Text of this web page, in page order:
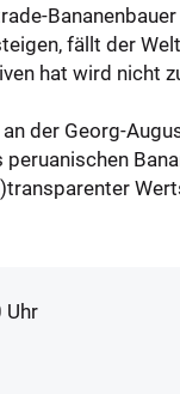
fällt der
hat wird nicht
der Georg-
Uhr